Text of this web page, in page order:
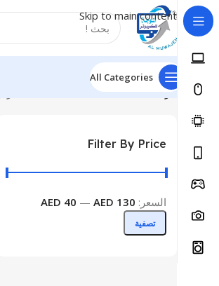
Skip to main content
All Categories
الرئيسية Games & Entertainment
Filter By Price
تصفية
السعر: AED 40 — AED 130